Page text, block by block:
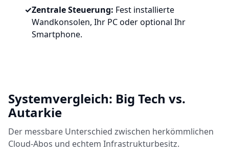
✓Zentrale Steuerung: Fest installierte
Wandkonsolen, Ihr PC oder optional Ihr
Smartphone.
Systemvergleich: Big Tech vs.
Autarkie
Der messbare Unterschied zwischen herkömmlichen
Cloud-Abos und echtem Infrastrukturbesitz.